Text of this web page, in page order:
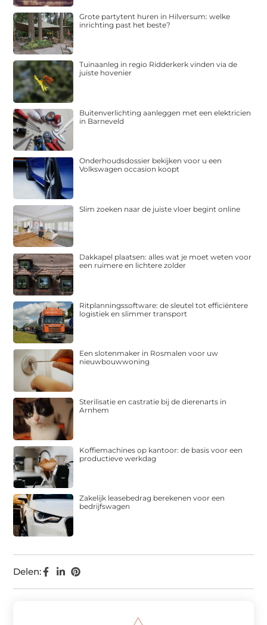
Delen:
Grote partytent huren in Hilversum: welke
inrichting past het beste?
Tuinaanleg in regio Ridderkerk vinden via de
juiste hovenier
Buitenverlichting aanleggen met een elektricien
in Barneveld
Onderhoudsdossier bekijken voor u een
Volkswagen occasion koopt
Slim zoeken naar de juiste vloer begint online
Dakkapel plaatsen: alles wat je moet weten voor
een ruimere en lichtere zolder
Ritplanningssoftware: de sleutel tot efficiëntere
logistiek en slimmer transport
Een slotenmaker in Rosmalen voor uw
nieuwbouwwoning
Sterilisatie en castratie bij de dierenarts in
Arnhem
Koffiemachines op kantoor: de basis voor een
productieve werkdag
Zakelijk leasebedrag berekenen voor een
bedrijfswagen